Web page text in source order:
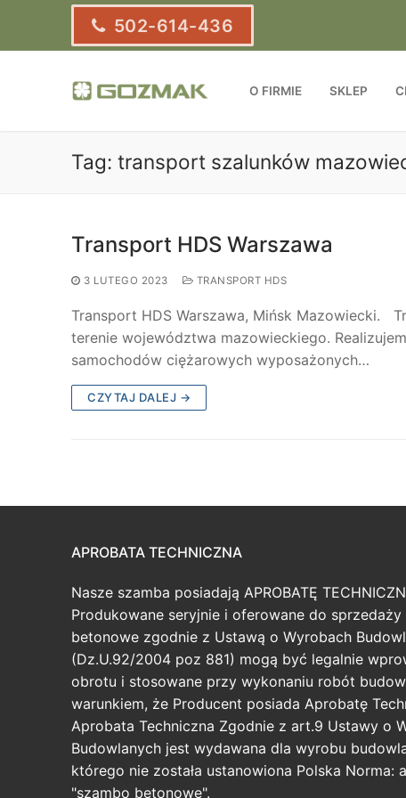
treści
502-614-436
O FIRMIE SKLEP
Tag: transport szalunków
Transport HDS Warszawa
3 LUTEGO 2023 TRANSPORT HDS
Transport HDS Warszawa, Mińsk Mazowiecki.
terenie województwa mazowieckiego.
samochodów ciężarowych wyposażonych…
CZYTAJ DALEJ →
APROBATA TECHNICZNA
Nasze szamba posiadają APROBATĘ
Produkowane seryjnie i oferowane do sprzedaży
betonowe zgodnie z Ustawą o Wyrobach
(Dz.U.92/2004 poz 881) mogą być legalnie
obrotu i stosowane przy wykonaniu robót
warunkiem, że Producent posiada Aprobatę
Aprobata Techniczna Zgodnie z art.9 Ustawy o
Budowlanych jest wydawana dla wyrobu
którego nie została ustanowiona Polska Norma:
"szambo betonowe".